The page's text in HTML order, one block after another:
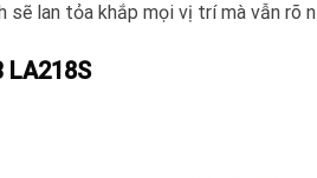
sẽ lan tỏa khắp mọi vị trí mà vẫn rõ
LA218S